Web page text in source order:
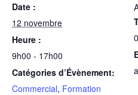
Date :
12 novembre
Heure :
9h00 - 17h00
Catégories d’Évènement:
Commercial, Formation